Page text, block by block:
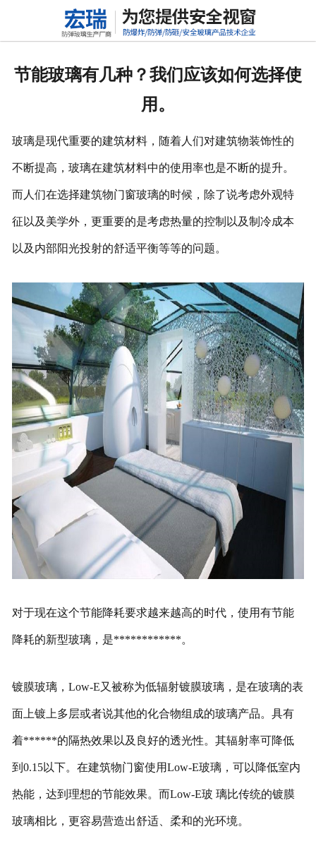
网站首页
行业标准
联系我们
节能玻璃有几种？我们应该如何选择使
用。
玻璃是现代重要的建筑材料，随着人们对建筑物装饰性的
不断提高，玻璃在建筑材料中的使用率也是不断的提升。
而人们在选择建筑物门窗玻璃的时候，除了说考虑外观特
征以及美学外，更重要的是考虑热量的控制以及制冷成本
以及内部阳光投射的舒适平衡等等的问题。
对于现在这个节能降耗要求越来越高的时代，使用有节能
降耗的新型玻璃，是************。
镀膜玻璃，Low-E又被称为低辐射镀膜玻璃，是在玻璃的表
面上镀上多层或者说其他的化合物组成的玻璃产品。具有
着******的隔热效果以及良好的透光性。其辐射率可降低
到0.15以下。在建筑物门窗使用Low-E玻璃，可以降低室内
热能，达到理想的节能效果。而Low-E玻 璃比传统的镀膜
玻璃相比，更容易营造出舒适、柔和的光环境。